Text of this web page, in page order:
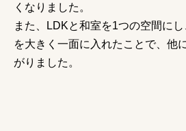
くなりました。
また、LDKと和室を1つの空間に
を大きく一面に入れたことで、他
がりました。